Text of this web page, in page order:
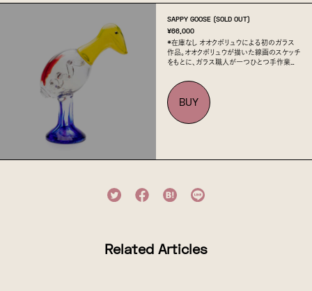
SAPPY GOOSE (SOLD OUT)
¥66,000
*在庫なし オオクボリュウによる初のガラス
作品。オオクボリュウが描いた線画のスケッチ
をもとに、ガラス職人が一つひとつ手作業で
け、息を吹き込んでふくらませながら成形す
る「宙吹き」という手法で形作られた作品は、
色の入り具...
BUY
Related Articles